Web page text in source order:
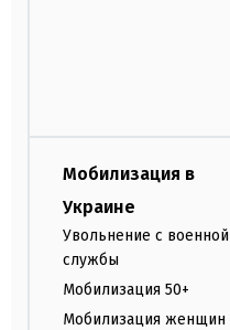
Мобилизация в
Украине
Увольнение с военной
службы
Мобилизация 50+
Мобилизация женщин